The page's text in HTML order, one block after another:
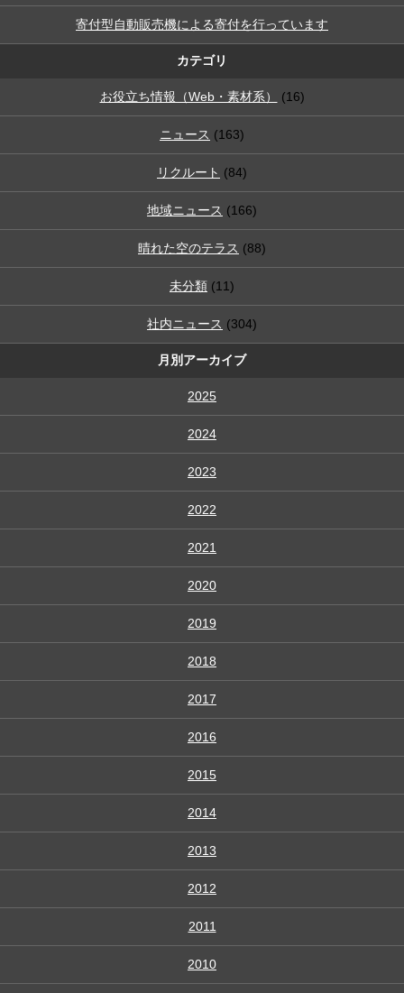
寄付型自動販売機による寄付を行っています
カテゴリ
お役立ち情報（Web・素材系） (16)
ニュース (163)
リクルート (84)
地域ニュース (166)
晴れた空のテラス (88)
未分類 (11)
社内ニュース (304)
月別アーカイブ
2025
2024
2023
2022
2021
2020
2019
2018
2017
2016
2015
2014
2013
2012
2011
2010